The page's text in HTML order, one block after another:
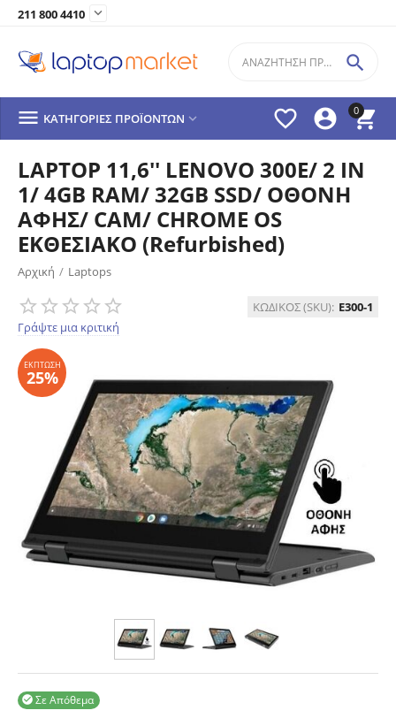
211 800 4410 
0




 ΚΑΤΗΓΟΡΊΕΣ ΠΡΟΪΌΝΤΩΝ 
LAPTOP 11,6'' LENOVO 300E/ 2 IN
1/ 4GB RAM/ 32GB SSD/ ΟΘΟΝΗ
ΑΦΗΣ/ CAM/ CHROME OS
ΕΚΘΕΣΙΑΚΟ (Refurbished)
Αρχική / Laptops
Γράψτε μια κριτική
ΚΩΔΙΚΟΣ (SKU): E300-1
25%
Σε Απόθεμα
